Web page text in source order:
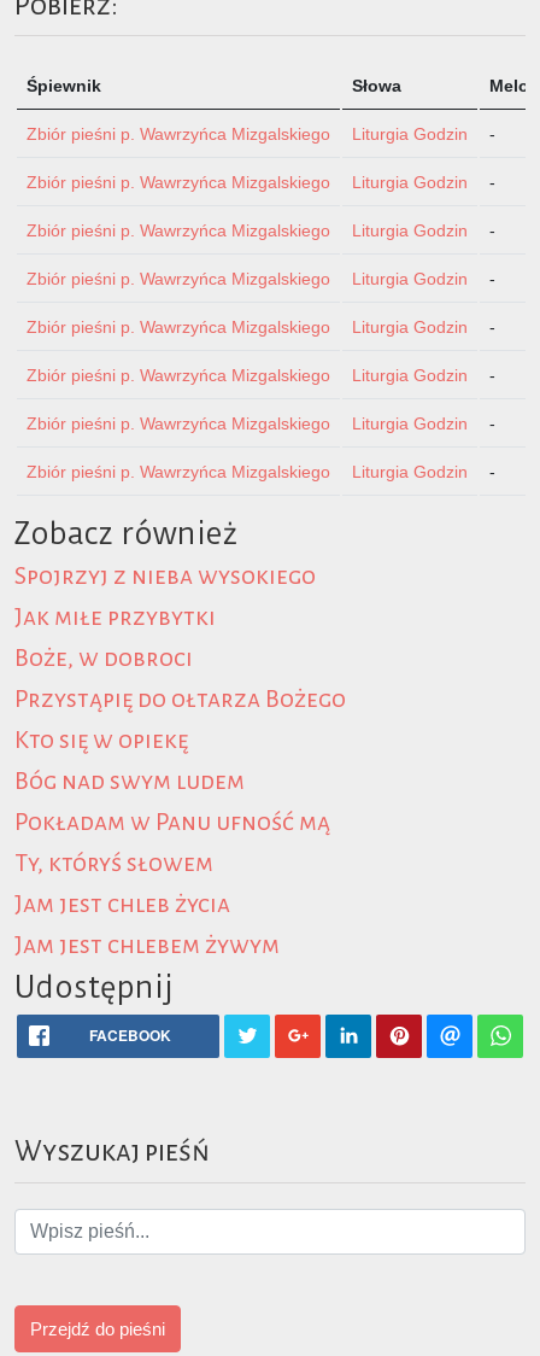
Śpiewnik Słowa
Zbiór pieśni p. Wawrzyńca Mizgalskiego Liturgia Godzin -
Zbiór pieśni p. Wawrzyńca Mizgalskiego Liturgia Godzin -
Zbiór pieśni p. Wawrzyńca Mizgalskiego Liturgia Godzin -
Zbiór pieśni p. Wawrzyńca Mizgalskiego Liturgia Godzin -
Zbiór pieśni p. Wawrzyńca Mizgalskiego Liturgia Godzin -
Zbiór pieśni p. Wawrzyńca Mizgalskiego Liturgia Godzin -
Zbiór pieśni p. Wawrzyńca Mizgalskiego Liturgia Godzin -
Zbiór pieśni p. Wawrzyńca Mizgalskiego Liturgia Godzin -
Zobacz również
Spojrzyj z nieba wysokiego
Jak miłe przybytki
Boże, w dobroci
Przystąpię do ołtarza Bożego
Kto się w opiekę
Bóg nad swym ludem
Pokładam w Panu ufność mą
Ty, któryś słowem
Jam jest chleb życia
Jam jest chlebem żywym
Udostępnij
FACEBOOK
Wyszukaj pieśń
Przejdź do pieśni